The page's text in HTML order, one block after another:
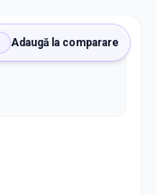
Adaugă la comparare